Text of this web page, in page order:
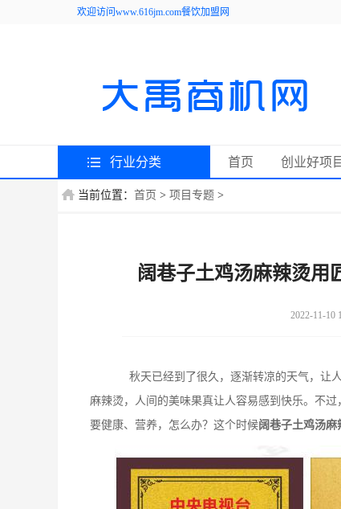
欢迎访问www.616jm.com餐饮加盟网
行业分类 首页 创业好项目
当前位置： 首页 > 项目专题 >
阔巷子土鸡汤麻辣烫用
2022-11-10
秋天已经到了很久，逐渐转凉的天气，让人
麻辣烫，人间的美味果真让人容易感到快乐。不
要健康、营养，怎么办？这个时候阔巷子土鸡汤麻